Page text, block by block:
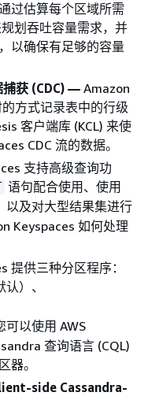
过估算每个区域所需
划吞吐容量需求，并
以确保有足够的容量
获 (CDC) — Amazon
方式记录表中的行级
客户端库 (KCL) 来使
CDC 流的数据。
支持高级查询功
语句配合使用、使用
以及对大型结果集进行
Keyspaces 如何处理
提供三种分区程序：
认）、
可以使用 AWS
查询语言 (CQL)
器。
side Cassandra-